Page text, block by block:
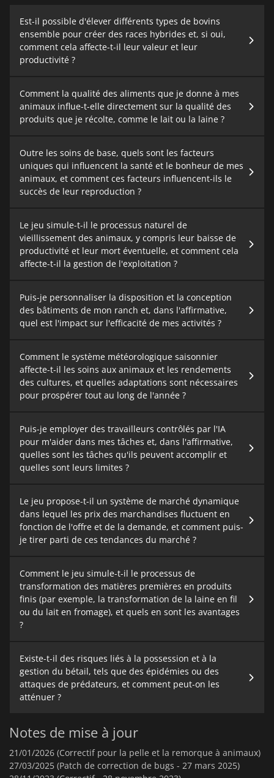
Est-il possible d'élever différents types de bovins
ensemble pour créer des races hybrides et, si oui,
comment cela affecte-t-il leur valeur et leur
productivité ?
Comment la qualité des aliments que je donne à mes
animaux influe-t-elle directement sur la qualité des
produits que je récolte, comme le lait ou la laine ?
Outre les soins de base, quels sont les facteurs
uniques qui influencent la santé et le bonheur de mes
animaux, et comment ces facteurs influencent-ils le
succès de leur reproduction ?
Le jeu simule-t-il le processus naturel de
vieillissement des animaux, y compris leur baisse de
productivité et leur mort éventuelle, et comment cela
affecte-t-il la gestion de l'exploitation ?
Puis-je personnaliser la disposition et la conception
des bâtiments de mon ranch et, dans l'affirmative,
quel est l'impact sur l'efficacité de mes activités ?
Comment le système météorologique saisonnier
affecte-t-il les soins aux animaux et les rendements
des cultures, et quelles adaptations sont nécessaires
pour prospérer tout au long de l'année ?
Puis-je employer des travailleurs contrôlés par l'IA
pour m'aider dans mes tâches et, dans l'affirmative,
quelles sont les tâches qu'ils peuvent accomplir et
quelles sont leurs limites ?
Le jeu propose-t-il un système de marché dynamique
dans lequel les prix des marchandises fluctuent en
fonction de l'offre et de la demande, et comment puis-
je tirer parti de ces tendances du marché ?
Comment le jeu simule-t-il le processus de
transformation des matières premières en produits
finis (par exemple, la transformation de la laine en fil
ou du lait en fromage), et quels en sont les avantages
?
Existe-t-il des risques liés à la possession et à la
gestion du bétail, tels que des épidémies ou des
attaques de prédateurs, et comment peut-on les
atténuer ?
Notes de mise à jour
21/01/2026 (Correctif pour la pelle et la remorque à animaux)
27/03/2025 (Patch de correction de bugs - 27 mars 2025)